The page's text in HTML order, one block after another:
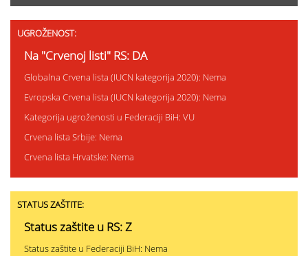
UGROŽENOST:
Na "Crvenoj listi" RS: DA
Globalna Crvena lista (IUCN kategorija 2020): Nema
Evropska Crvena lista (IUCN kategorija 2020): Nema
Kategorija ugroženosti u Federaciji BiH: VU
Crvena lista Srbije: Nema
Crvena lista Hrvatske: Nema
STATUS ZAŠTITE:
Status zaštite u RS: Z
Status zaštite u Federaciji BiH: Nema